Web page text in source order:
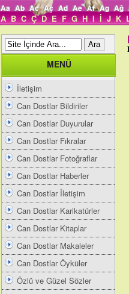
Aa Ab Ac Aç Ad Ae Af Ag Ağ
A B C Ç D E F G H I İ J K
MENÜ
İletişim
Can Dostlar Bildiriler
Can Dostlar Duyurular
Can Dostlar Fıkralar
Can Dostlar Fotoğraflar
Can Dostlar Haberler
Can Dostlar İletişim
Can Dostlar Karikatürler
Can Dostlar Kitaplar
Can Dostlar Makaleler
Can Dostlar Öyküler
Özlü ve Güzel Sözler